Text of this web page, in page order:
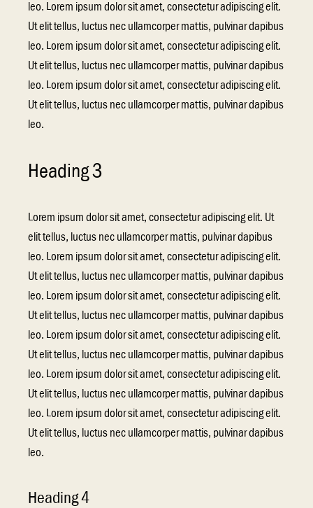
leo. Lorem ipsum dolor sit amet, consectetur adipiscing elit.
Ut elit tellus, luctus nec ullamcorper mattis, pulvinar dapibus
leo. Lorem ipsum dolor sit amet, consectetur adipiscing elit.
Ut elit tellus, luctus nec ullamcorper mattis, pulvinar dapibus
leo. Lorem ipsum dolor sit amet, consectetur adipiscing elit.
Ut elit tellus, luctus nec ullamcorper mattis, pulvinar dapibus
leo.
Heading 3
Lorem ipsum dolor sit amet, consectetur adipiscing elit. Ut
elit tellus, luctus nec ullamcorper mattis, pulvinar dapibus
leo. Lorem ipsum dolor sit amet, consectetur adipiscing elit.
Ut elit tellus, luctus nec ullamcorper mattis, pulvinar dapibus
leo. Lorem ipsum dolor sit amet, consectetur adipiscing elit.
Ut elit tellus, luctus nec ullamcorper mattis, pulvinar dapibus
leo. Lorem ipsum dolor sit amet, consectetur adipiscing elit.
Ut elit tellus, luctus nec ullamcorper mattis, pulvinar dapibus
leo. Lorem ipsum dolor sit amet, consectetur adipiscing elit.
Ut elit tellus, luctus nec ullamcorper mattis, pulvinar dapibus
leo. Lorem ipsum dolor sit amet, consectetur adipiscing elit.
Ut elit tellus, luctus nec ullamcorper mattis, pulvinar dapibus
leo.
Heading 4